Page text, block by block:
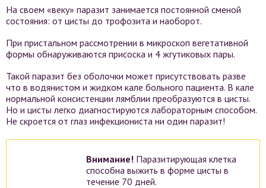
На своем «веку» паразит занимается постоянной сменой
состояния: от цисты до трофозита и наоборот.
При пристальном рассмотрении в микроскоп вегетативной
формы обнаруживаются присоска и 4 жгутиковых пары.
Такой паразит без оболочки может присутствовать разве
что в водянистом и жидком кале больного пациента. В кале
нормальной консистенции лямблии преобразуются в цисты.
Но и цисты легко диагностируются лабораторным способом.
Не скроется от глаз инфекциониста ни один паразит!
Внимание! Паразитирующая клетка
способна выжить в форме цисты в
течение 70 дней.